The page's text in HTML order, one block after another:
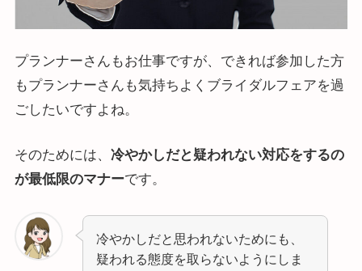
プランナーさんもお仕事ですが、できれば参加した方
もプランナーさんも気持ちよくブライダルフェアを過
ごしたいですよね。
そのためには、 冷やかしだと疑われない対応をするの
が最低限のマナーです。
冷やかしだと思われないためにも、
疑われる態度を取らないようにしま